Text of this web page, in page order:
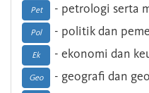
Pet - petrologi serta
Pol - politik dan
Ek - ekonomi dan
Geo - geografi dan